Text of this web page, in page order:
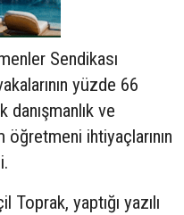
Sendikası
yüzde 66
danışmanlık ve
ihtiyaçlarının
yaptığı yazılı